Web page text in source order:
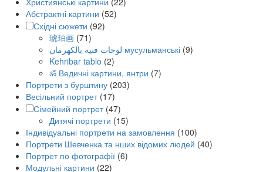
Абстрактні картини (52)
Східні сюжети (92)
琥珀画 (71)
لوحات فنيه بالكهرمان мусульманські (9)
Kehribar tablo (2)
ॐ Ведичні картини, янтри (7)
Портрети з бурштину (203)
Весільний портрет(17)
Сімейний портрет(47)
Дитячі портрети (15)
Індивідуальні портрети на замовлення (100)
Портрети Шевченка та нших відомих людей (40)
Портрет по фотографії (6)
Модульні картини (22)